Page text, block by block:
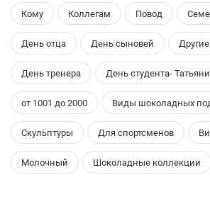
Кому Коллегам Повод
День отца День сыновей
День тренера День студента-
от 1001 до 2000 Виды шоколадных
Скульптуры Для спортсменов
Молочный Шоколадные коллекции